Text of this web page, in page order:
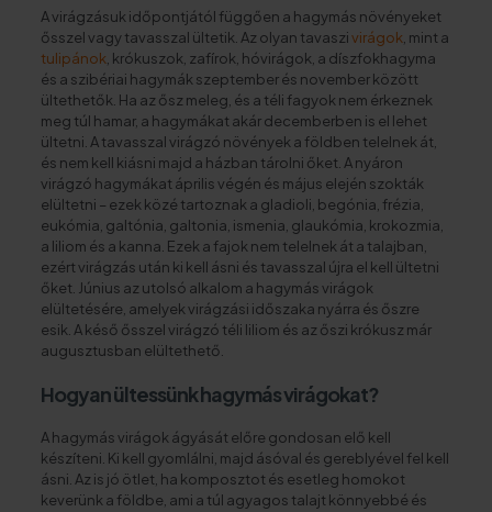
A virágzásuk időpontjától függően a hagymás növényeket
ősszel vagy tavasszal ültetik. Az olyan tavaszivirágok , mint a
tulipánok , krókuszok, zafírok, hóvirágok, a díszfokhagyma
és a szibériai hagymák szeptember és november között
ültethetők. Ha az ősz meleg, és a téli fagyok nem érkeznek
meg túl hamar, a hagymákat akár decemberben is el lehet
ültetni. A tavasszal virágzó növények a földben telelnek át,
és nem kell kiásni majd a házban tárolni őket. A nyáron
virágzó hagymákat április végén és május elején szokták
elültetni – ezek közé tartoznak a gladioli, begónia, frézia,
eukómia, galtónia, galtonia, ismenia, glaukómia, krokozmia,
a liliom és a kanna. Ezek a fajok nem telelnek át a talajban,
ezért virágzás után ki kell ásni és tavasszal újra el kell ültetni
őket. Június az utolsó alkalom a hagymás virágok
elültetésére, amelyek virágzási időszaka nyárra és őszre
esik. A késő ősszel virágzó téli liliom és az őszi krókusz már
augusztusban elültethető.
Hogyan ültessünk hagymás virágokat?
A hagymás virágok ágyását előre gondosan elő kell
készíteni. Ki kell gyomlálni, majd ásóval és gereblyével fel kell
ásni. Az is jó ötlet, ha komposztot és esetleg homokot
keverünk a földbe, ami a túl agyagos talajt könnyebbé és